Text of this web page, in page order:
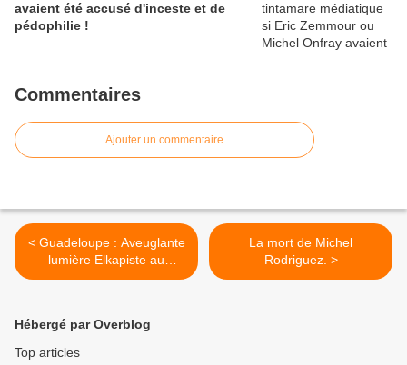
avaient été accusé d'inceste et de
pédophilie !
Commentaires
Ajouter un commentaire
< Guadeloupe : Aveuglante
lumière Elkapiste au
Conseil général.
La mort de Michel
Rodriguez. >
Hébergé par Overblog
Top articles